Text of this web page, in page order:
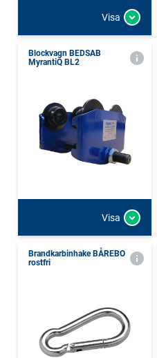
Visa
Blockvagn BEDSAB
MyrantiQ BL2
Visa
Brandkarbinhake BÅREBO
rostfri